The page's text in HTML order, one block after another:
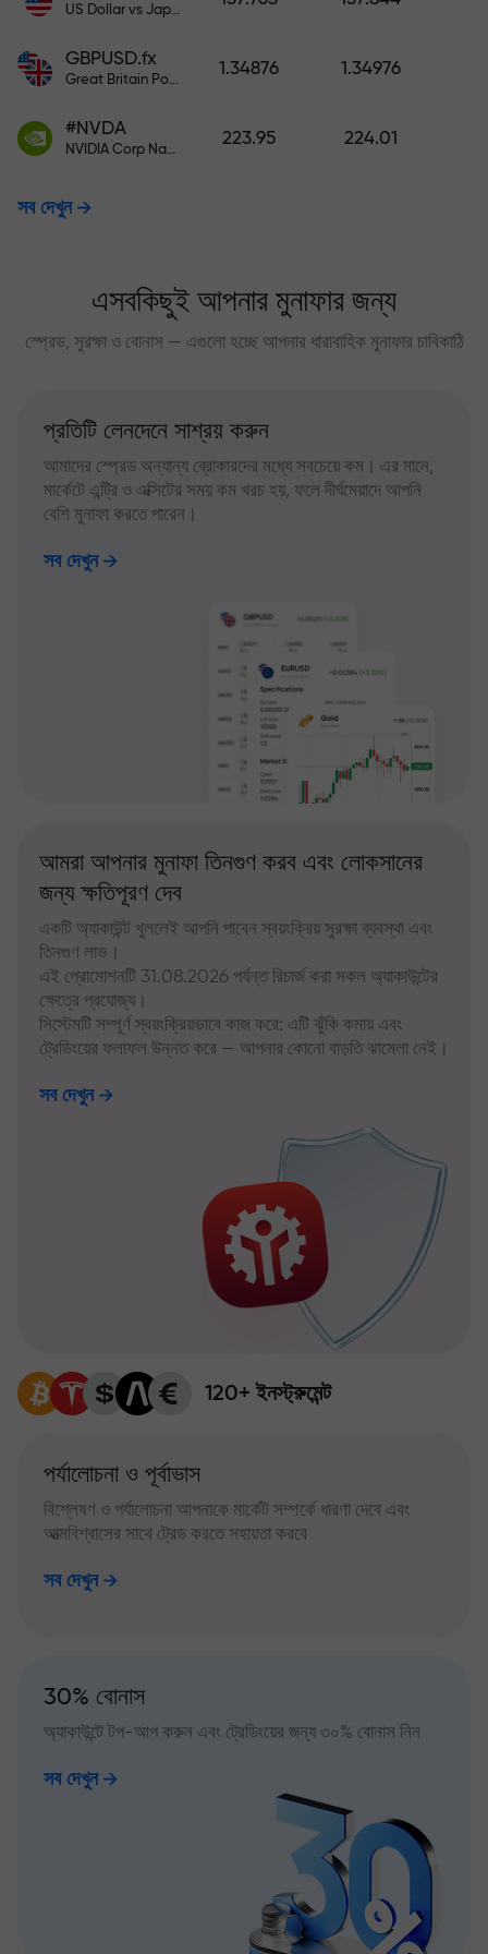
US Dollar vs Japanese Yen
GBPUSD.fx
Great Britain Pound vs US Dollar
1.34876 1.34976
#NVDA
NVIDIA Corp Nasdaq Stock Exchange (Nasdaq) USD
223.95 224.01
সব দেখুন
এসবকিছুই আপনার মুনাফার জন্য
স্প্রেড, সুরক্ষা ও বোনাস — এগুলো হচ্ছে আপনার ধারাবাহিক মুনাফার চাবিকাঠি
প্রতিটি লেনদেনে সাশ্রয় করুন
আমাদের স্প্রেড অন্যান্য ব্রোকারদের মধ্যে সবচেয়ে কম। এর মানে,
মার্কেটে এন্ট্রি ও এক্সিটের সময় কম খরচ হয়, ফলে দীর্ঘমেয়াদে আপনি
বেশি মুনাফা করতে পারেন।
সব দেখুন
আমরা আপনার মুনাফা তিনগুণ করব এবং লোকসানের
জন্য ক্ষতিপূরণ দেব
একটি অ্যাকাউন্ট খুললেই আপনি পাবেন স্বয়ংক্রিয় সুরক্ষা ব্যবস্থা এবং
তিনগুণ লাভ।
এই প্রোমোশনটি 31.08.2026 পর্যন্ত রিচার্জ করা সকল অ্যাকাউন্টের
ক্ষেত্রে প্রযোজ্য।
সিস্টেমটি সম্পূর্ণ স্বয়ংক্রিয়ভাবে কাজ করে: এটি ঝুঁকি কমায় এবং
ট্রেডিংয়ের ফলাফল উন্নত করে — আপনার কোনো বাড়তি ঝামেলা নেই।
সব দেখুন
120+ ইনস্ট্রুমেন্ট
পর্যালোচনা ও পূর্বাভাস
বিশ্লেষণ ও পর্যালোচনা আপনাকে মার্কেট সম্পর্কে ধারণা দেবে এবং
আত্মবিশ্বাসের সাথে ট্রেড করতে সহায়তা করবে
সব দেখুন
30% বোনাস
অ্যাকাউন্টে টপ-আপ করুন এবং ট্রেডিংয়ের জন্য ৩০% বোনাস নিন
সব দেখুন